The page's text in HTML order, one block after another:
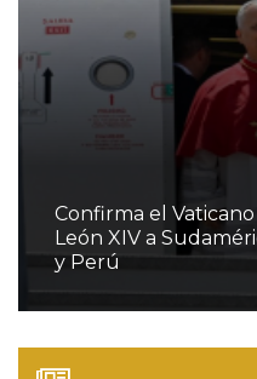
Confirma el
León XIV a
y Perú